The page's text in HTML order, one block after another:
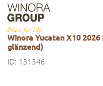
Winora Yucatan X10 2026
glänzend)
ID: 131346